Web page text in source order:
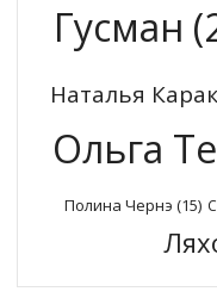
Гусман
Наталья
Ольга
Полина Чернэ (15)